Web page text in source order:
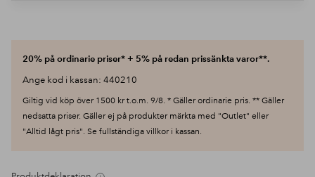
20% på ordinarie priser* + 5% på redan prissänkta varor**.
Ange kod i kassan: 440210
Giltig vid köp över 1500 kr t.o.m. 9/8. * Gäller ordinarie pris. ** Gäller
nedsatta priser. Gäller ej på produkter märkta med "Outlet" eller
"Alltid lågt pris". Se fullständiga villkor i kassan.